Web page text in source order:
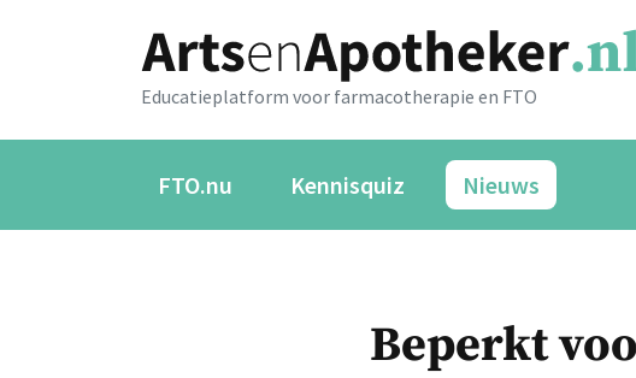
Educatieplatform voor farmacotherapie en FTO
FTO.nu Kennisquiz Nieuws
Beperkt